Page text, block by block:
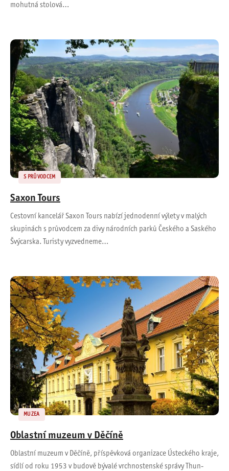
mohutná stolová…
S PRŮVODCEM
Saxon Tours
Cestovní kancelář Saxon Tours nabízí jednodenní výlety v malých
skupinách s průvodcem za divy národních parků Českého a Saského
Švýcarska. Turisty vyzvedneme…
MUZEA
Oblastní muzeum v Děčíně
Oblastní muzeum v Děčíně, příspěvková organizace Ústeckého kraje,
sídlí od roku 1953 v budově bývalé vrchnostenské správy Thun-